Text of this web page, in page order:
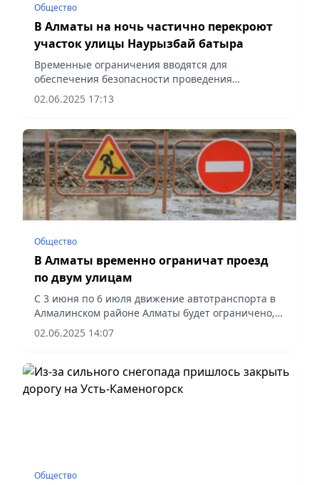
Общество
В Алматы на ночь частично перекроют
участок улицы Наурызбай батыра
Временные ограничения вводятся для
обеспечения безопасности проведения
ремонтных работ, сообщает Vecher.kz.
02.06.2025 17:13
Общество
В Алматы временно ограничат проезд
по двум улицам
С 3 июня по 6 июля движение автотранспорта в
Алмалинском районе Алматы будет ограничено,
сообщает Vecher.kz.
02.06.2025 14:07
Общество